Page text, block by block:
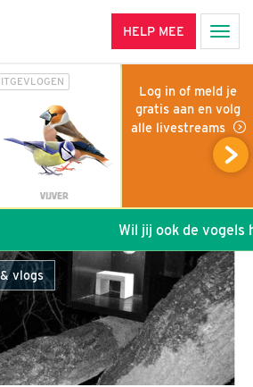
HELP MEE
VIJVER
Log in of meld je
gratis aan en volg
alle livestreams
Wil jij ook de vogels
vlogs